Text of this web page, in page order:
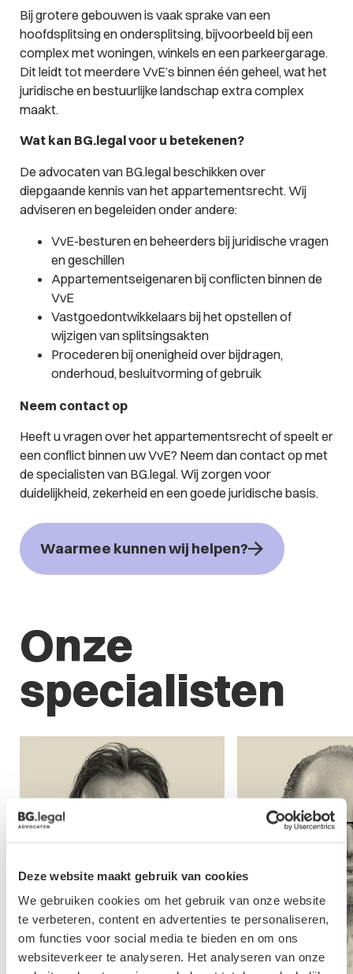
Deze website maakt gebruik van cookies
We gebruiken cookies om het gebruik van onze website
te verbeteren, content en advertenties te personaliseren,
om functies voor social media te bieden en om ons
websiteverkeer te analyseren. Het analyseren van onze
Bij grotere gebouwen is vaak sprake van een
hoofdsplitsing en ondersplitsing, bijvoorbeeld bij een
complex met woningen, winkels en een parkeergarage.
Dit leidt tot meerdere VvE’s binnen één geheel, wat het
juridische en bestuurlijke landschap extra complex
maakt.
Wat kan BG.legal voor u betekenen?
De advocaten van BG.legal beschikken over
diepgaande kennis van het appartementsrecht. Wij
adviseren en begeleiden onder andere:
VvE-besturen en beheerders bij juridische vragen
en geschillen
Appartementseigenaren bij conflicten binnen de
VvE
Vastgoedontwikkelaars bij het opstellen of
wijzigen van splitsingsakten
Procederen bij onenigheid over bijdragen,
onderhoud, besluitvorming of gebruik
Neem contact op
Heeft u vragen over het appartementsrecht of speelt er
een conflict binnen uw VvE? Neem dan contact op met
de specialisten van BG.legal. Wij zorgen voor
duidelijkheid, zekerheid en een goede juridische basis.
Waarmee kunnen wij helpen?
Onze
specialisten